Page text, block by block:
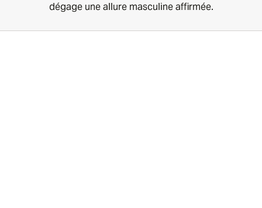
dégage une allure masculine affirmée.